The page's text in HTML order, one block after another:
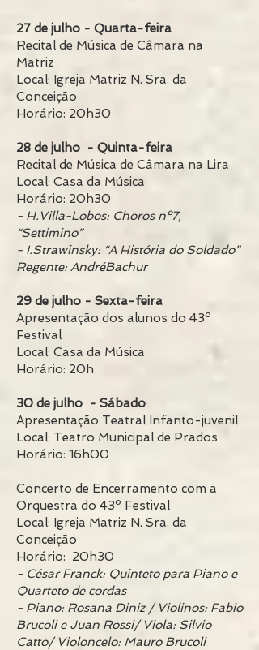
27 de julho - Quarta-feira
Recital de Música de Câmara na
Matriz
Local: Igreja Matriz N. Sra. da
Conceição
Horário: 20h30
28 de julho - Quinta-feira
Recital de Música de Câmara na Lira
Local: Casa da Música
Horário: 20h30
- H.Villa-Lobos: Choros nº7,
“Settimino”
- I.Strawinsky: “A História do Soldado”
Regente: AndréBachur
29 de julho - Sexta-feira
Apresentação dos alunos do 43º
Festival
Local: Casa da Música
Horário: 20h
30 de julho - Sábado
Apresentação Teatral Infanto-juvenil
Local: Teatro Municipal de Prados
Horário: 16h00
Concerto de Encerramento com a
Orquestra do 43º Festival
Local: Igreja Matriz N. Sra. da
Conceição
Horário: 20h30
- César Franck: Quinteto para Piano e
Quarteto de cordas
- Piano: Rosana Diniz / Violinos: Fabio
Brucoli e Juan Rossi/ Viola: Silvio
Catto/ Violoncelo: Mauro Brucoli